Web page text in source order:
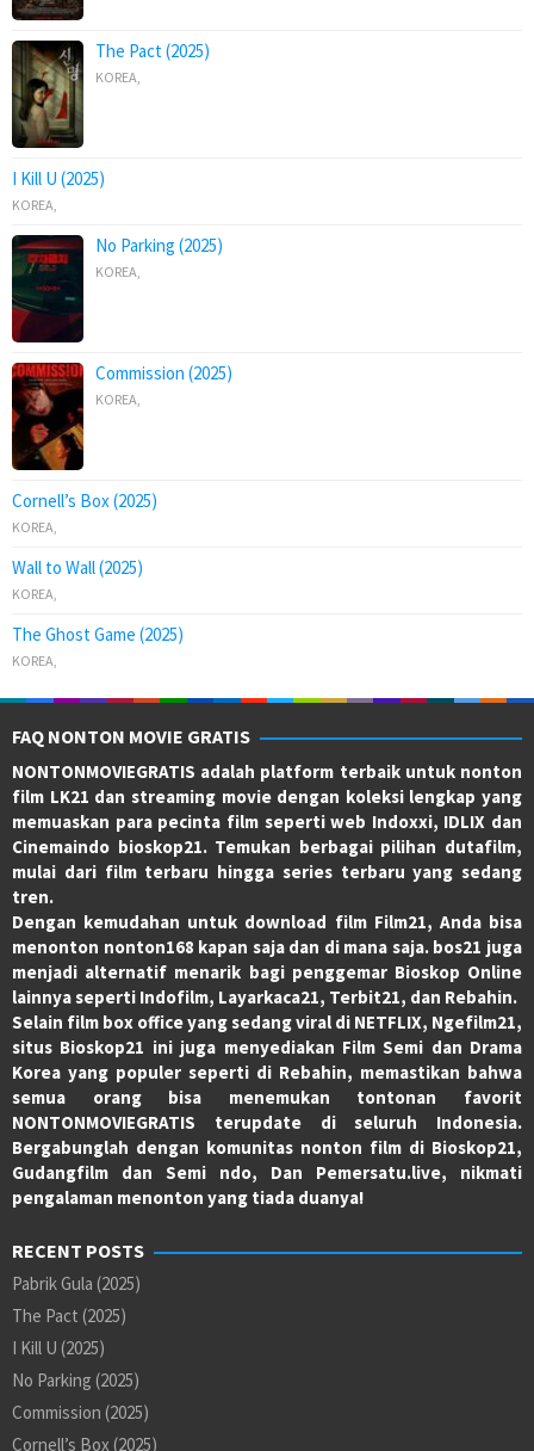
The Pact (2025)
KOREA
I Kill U (2025)
KOREA
No Parking (2025)
KOREA
Commission (2025)
KOREA
Cornell’s Box (2025)
KOREA
Wall to Wall (2025)
KOREA
The Ghost Game (2025)
KOREA
FAQ NONTON MOVIE GRATIS
NONTONMOVIEGRATIS adalah platform terbaik untuk nonton
film LK21 dan streaming movie dengan koleksi lengkap yang
memuaskan para pecinta film seperti web Indoxxi, IDLIX dan
Cinemaindo bioskop21. Temukan berbagai pilihan dutafilm,
mulai dari film terbaru hingga series terbaru yang sedang
tren.
Dengan kemudahan untuk download film Film21, Anda bisa
menonton nonton168 kapan saja dan di mana saja. bos21 juga
menjadi alternatif menarik bagi penggemar Bioskop Online
lainnya seperti Indofilm, Layarkaca21, Terbit21, dan Rebahin.
Selain film box office yang sedang viral di NETFLIX, Ngefilm21,
situs Bioskop21 ini juga menyediakan Film Semi dan Drama
Korea yang populer seperti di Rebahin, memastikan bahwa
semua orang bisa menemukan tontonan favorit
NONTONMOVIEGRATIS terupdate di seluruh Indonesia.
Bergabunglah dengan komunitas nonton film di Bioskop21,
Gudangfilm dan Semi ndo, Dan Pemersatu.live, nikmati
pengalaman menonton yang tiada duanya!
RECENT POSTS
Pabrik Gula (2025)
The Pact (2025)
I Kill U (2025)
No Parking (2025)
Commission (2025)
Cornell’s Box (2025)